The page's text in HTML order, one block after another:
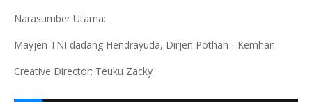
Narasumber Utama:
Mayjen TNI dadang Hendrayuda, Dirjen Pothan - Kemhan
Creative Director: Teuku Zacky